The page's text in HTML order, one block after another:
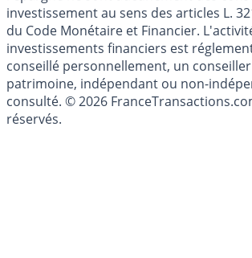
Les articles et commentaires publiés
l'épargne ne sont aucunement des
investissement au sens des articles L.
du Code Monétaire et Financier.
investissements financiers est
conseillé personnellement, un
patrimoine, indépendant ou non-